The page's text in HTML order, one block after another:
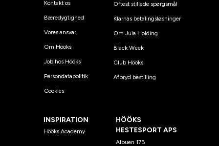
Kontakt os
Bæredygtighed
Vores ansvar
Om Hööks
Job hos Hööks
Persondatapolitik
Cookies
Oftest stillede spørgsmål
Klarnas betalingsløsninger
Om Jula Holding
Black Week
Club Hööks
Afbryd bestilling
INSPIRATION
Hööks Academy
HÖÖKS
HESTESPORT APS
Albuen 17B